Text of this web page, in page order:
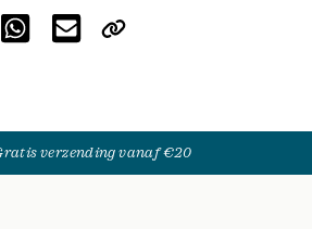
verzending vanaf €20